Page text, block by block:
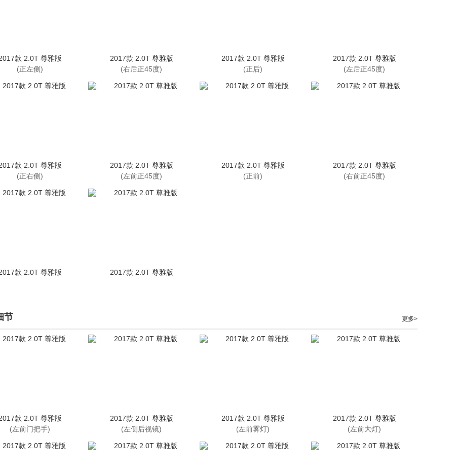
款 2.0T 尊雅版
(正左侧)
2017款 2.0T 尊雅版
(右后正45度)
2017款 2.0T 尊雅版
(正后)
2017款 2.0T 尊雅版
(左后正45度)
款 2.0T 尊雅版
(正右侧)
2017款 2.0T 尊雅版
(左前正45度)
2017款 2.0T 尊雅版
(正前)
2017款 2.0T 尊雅版
(右前正45度)
款 2.0T 尊雅版 2017款 2.0T 尊雅版
节 更多>
款 2.0T 尊雅版
(左前门把手)
2017款 2.0T 尊雅版
(左侧后视镜)
2017款 2.0T 尊雅版
(左前雾灯)
2017款 2.0T 尊雅版
(左前大灯)